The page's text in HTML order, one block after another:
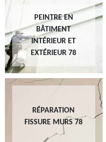
PEINTRE EN
BÂTIMENT
INTÉRIEUR ET
EXTÉRIEUR 78
RÉPARATION
FISSURE MURS 78